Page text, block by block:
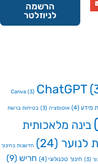
הרשמה
לניוזלטר
Canva(3)
(4) אוטומציה(3) בטיחות ברשת
מלאכותית
(24) חדשנות בחינוך
חינוך טכנולוגי(4) חריש(9)